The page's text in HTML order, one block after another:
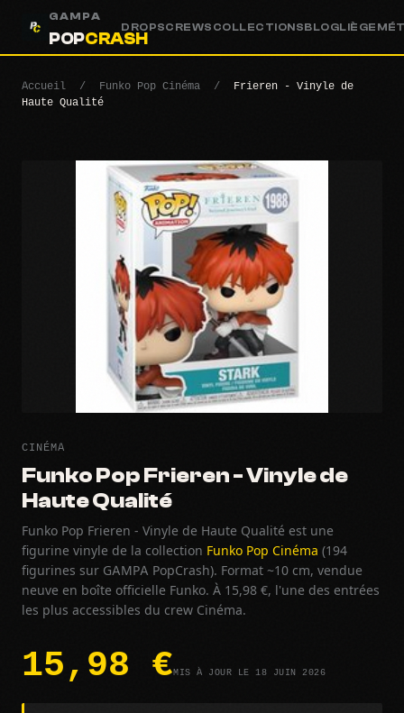
GAMPA
POPCRASH
DROPSCREWS COLLECTIONSBLOGLIÈGE
Accueil / Funko Pop Cinéma /
Frieren - Vinyle de
Haute Qualité
CINÉMA
Funko Pop Frieren - Vinyle de
Haute Qualité
Funko Pop Frieren - Vinyle de Haute Qualité est une
figurine vinyle de la collection Funko Pop Cinéma (194
figurines sur GAMPA PopCrash). Format ~10 cm, vendue
neuve en boîte officielle Funko. À 15,98 €, l'une des entrées
les plus accessibles du crew Cinéma.
15,98 €MIS À JOUR LE 18 JUIN 2026